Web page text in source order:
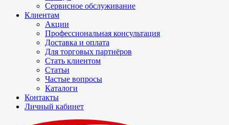
Сервисное обслуживание
Клиентам
Акции
Профессиональная консультация
Доставка и оплата
Для торговых партнёров
Стать клиентом
Статьи
Частые вопросы
Каталоги
Контакты
Личный кабинет